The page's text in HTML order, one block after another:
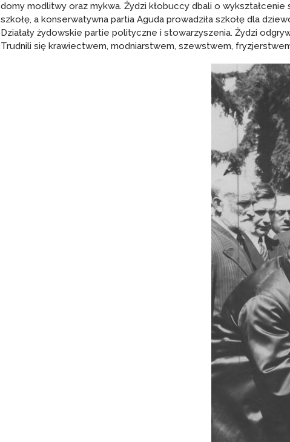
domy modlitwy oraz mykwa. Żydzi kłobuccy dbali o
szkołę, a konserwatywna partia Aguda prowadziła szkołę dla
Działały żydowskie partie polityczne i stowarzyszenia. Żydzi
Trudnili się krawiectwem, modniarstwem, szewstwem,